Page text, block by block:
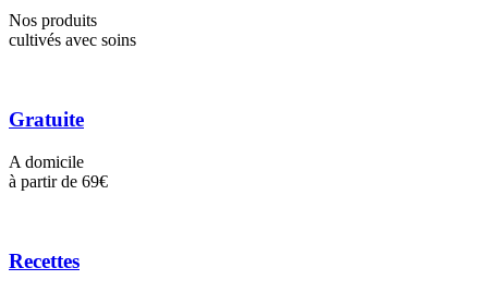
Nos produits
cultivés avec soins
Gratuite
A domicile
à partir de 69€
Recettes